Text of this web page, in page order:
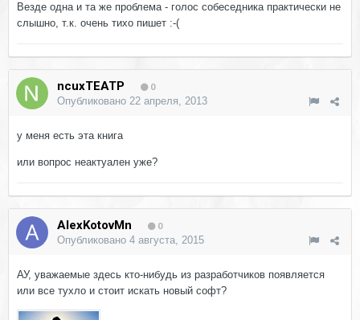
Везде одна и та же проблема - голос собеседника практически не
слышно, т.к. очень тихо пишет :-(
ncuxTEATP 0
Опубликовано 22 апреля, 2013
у меня есть эта книга
или вопрос неактуален уже?
AlexKotovMn 0
Опубликовано 4 августа, 2015
АУ, уважаемые здесь кто-нибудь из разработчиков появляется
или все тухло и стоит искать новый софт?